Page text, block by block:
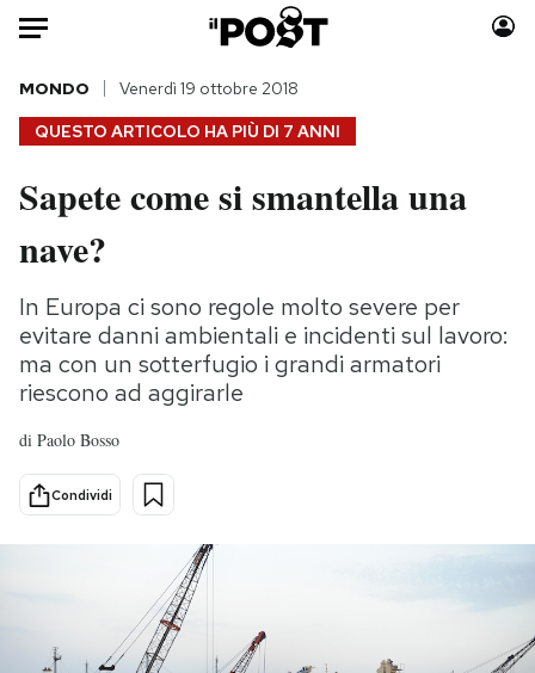
Auto
HOME
Italia
Politica
Tecnologia
Internet
Scienza
Cultura
Economia
Sport
Moda
Storie/Idee
Ok Boomer!
Media
NEWSLETTER
QUESTO ARTICOLO HA PIÙ DI 7 ANNI
MONDO Venerdì 19 ottobre 2018
Sapete come si smantella una
nave?
In Europa ci sono regole molto severe per
evitare danni ambientali e incidenti sul lavoro:
ma con un sotterfugio i grandi armatori
riescono ad aggirarle
di Paolo Bosso
Condividi